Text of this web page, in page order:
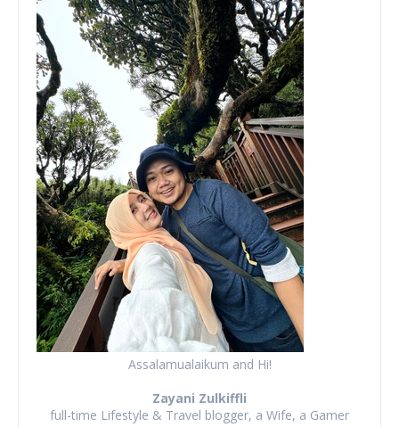
Assalamualaikum and Hi!
Zayani Zulkiffli
full-time Lifestyle & Travel blogger, a Wife, a Gamer